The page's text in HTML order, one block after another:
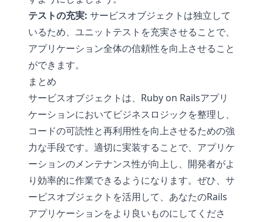
テストの充実: サービスオブジェクトは独立して
いるため、ユニットテストを充実させることで、
アプリケーション全体の信頼性を向上させること
ができます。
まとめ
サービスオブジェクトは、Ruby on Railsアプリ
ケーションにおいてビジネスロジックを整理し、
コードの可読性と再利用性を向上させるための強
力な手段です。適切に実装することで、アプリケ
ーションのメンテナンス性が向上し、開発者がよ
り効率的に作業できるようになります。ぜひ、サ
ービスオブジェクトを活用して、あなたのRails
アプリケーションをより良いものにしてくださ